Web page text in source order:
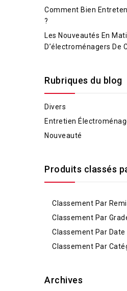
Comment Bien
?
Les Nouveautés En
D’électroménagers De
Rubriques du blog
Divers
Entretien
Nouveauté
Produits classés
Classement Par
Classement Par
Classement Par Date
Classement Par
Archives